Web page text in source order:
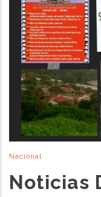
Nacional
Noticias